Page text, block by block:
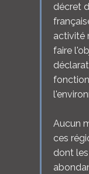
décret
activité
faire
Aucun
ces
dont